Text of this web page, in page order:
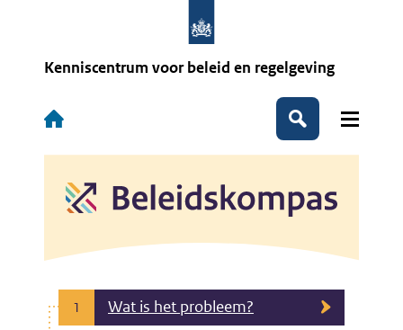
Kenniscentrum voor beleid en regelgeving
Hoofdnavigatie
Zoeken
1 Wat is het probleem?